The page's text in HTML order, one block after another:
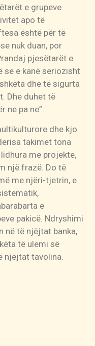
e grupeve
apo të
është për të
nuk duan, por
pjesëtarët e
se e kanë seriozisht
dhe të sigurta
Dhe duhet të
ne pa ne”.
dhe kjo
takimet tona
me projekte,
një frazë. Do të
me njëri-tjetrin, e
e
pakicë. Ndryshimi
në të njëjtat banka,
të ulemi së
njëjtat tavolina.